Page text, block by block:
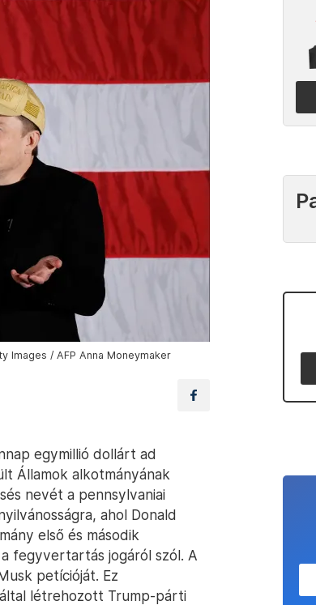
Images / AFP Anna Moneymaker
egymillió dollárt ad
Államok alkotmányának
nevét a pennsylvaniai
ahol Donald
első és második
fegyvertartás jogáról szól. A
petícióját. Ez
létrehozott Trump-párti